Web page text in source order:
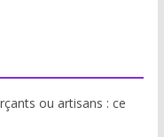
ou artisans : ce